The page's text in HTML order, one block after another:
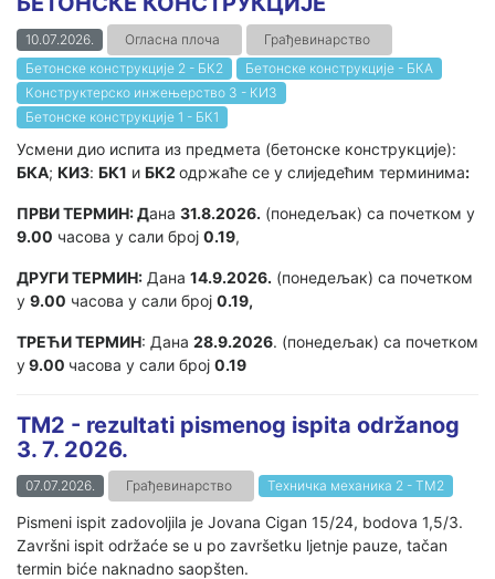
10.07.2026. Огласна плоча
Грађевинарство
Бетонске конструкције 2 - БК2
Бетонске конструкције - БКА
Конструктерско инжењерство 3 - КИ3
Бетонске конструкције 1 - БК1
Усмени дио испита из предмета (бетонске конструкције):
БКА; КИ3: БК1 и БК2 одржаће се у слиједећим терминима:
ПРВИ ТЕРМИН: Дана 31.8.2026. (понедељак) са почетком у
9.00 часова у сали број 0.19,
ДРУГИ ТЕРМИН: Дана 14.9.2026. (понедељак) са почетком
у 9.00 часова у сали број 0.19,
ТРЕЋИ ТЕРМИН: Дана 28.9.2026. (понедељак) са почетком
у9.00 часова у сали број 0.19
TM2 - rezultati pismenog ispita održanog
3. 7. 2026.
07.07.2026. Грађевинарство Техничка механика 2 - ТМ2
Pismeni ispit zadovoljila je Jovana Cigan 15/24, bodova 1,5/3.
Završni ispit održaće se u po završetku ljetnje pauze, tačan
termin biće naknadno saopšten.